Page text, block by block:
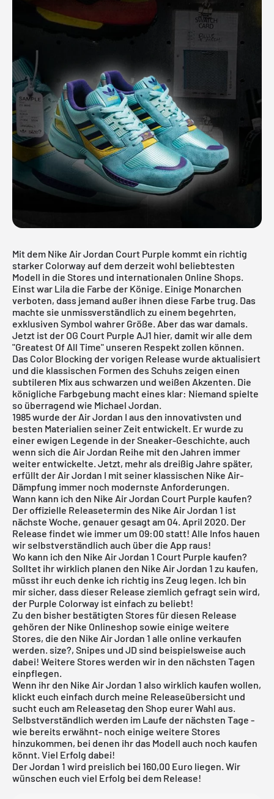
Mit dem Nike Air Jordan Court Purple kommt ein richtig
starker Colorway auf dem derzeit wohl beliebtesten
Modell in die Stores und internationalen Online Shops.
Einst war Lila die Farbe der Könige. Einige Monarchen
verboten, dass jemand außer ihnen diese Farbe trug. Das
machte sie unmissverständlich zu einem begehrten,
exklusiven Symbol wahrer Größe. Aber das war damals.
Jetzt ist der OG Court Purple AJ1 hier, damit wir alle dem
"Greatest Of All Time" unseren Respekt zollen können.
Das Color Blocking der vorigen Release wurde aktualisiert
und die klassischen Formen des Schuhs zeigen einen
subtileren Mix aus schwarzen und weißen Akzenten. Die
königliche Farbgebung macht eines klar: Niemand spielte
so überragend wie Michael Jordan.
1985 wurde der Air Jordan I aus den innovativsten und
besten Materialien seiner Zeit entwickelt. Er wurde zu
einer ewigen Legende in der Sneaker-Geschichte, auch
wenn sich die Air Jordan Reihe mit den Jahren immer
weiter entwickelte. Jetzt, mehr als dreißig Jahre später,
erfüllt der Air Jordan I mit seiner klassischen Nike Air-
Dämpfung immer noch modernste Anforderungen.
Wann kann ich den Nike Air Jordan Court Purple kaufen?
Der offizielle Releasetermin des Nike Air Jordan 1 ist
nächste Woche, genauer gesagt am 04. April 2020. Der
Release findet wie immer um 09:00 statt! Alle Infos hauen
wir selbstverständlich auch über die App raus!
Wo kann ich den Nike Air Jordan 1 Court Purple kaufen?
Solltet ihr wirklich planen den Nike Air Jordan 1 zu kaufen,
müsst ihr euch denke ich richtig ins Zeug legen. Ich bin
mir sicher, dass dieser Release ziemlich gefragt sein wird,
der Purple Colorway ist einfach zu beliebt!
Zu den bisher bestätigten Stores für diesen Release
gehören der Nike Onlineshop sowie einige weitere
Stores, die den Nike Air Jordan 1 alle online verkaufen
werden. size?, Snipes und JD sind beispielsweise auch
dabei! Weitere Stores werden wir in den nächsten Tagen
einpflegen.
Wenn ihr den Nike Air Jordan 1 also wirklich kaufen wollen,
klickt euch einfach durch meine Releaseübersicht und
sucht euch am Releasetag den Shop eurer Wahl aus.
Selbstverständlich werden im Laufe der nächsten Tage -
wie bereits erwähnt- noch einige weitere Stores
hinzukommen, bei denen ihr das Modell auch noch kaufen
könnt. Viel Erfolg dabei!
Der Jordan 1 wird preislich bei 160,00 Euro liegen. Wir
wünschen euch viel Erfolg bei dem Release!